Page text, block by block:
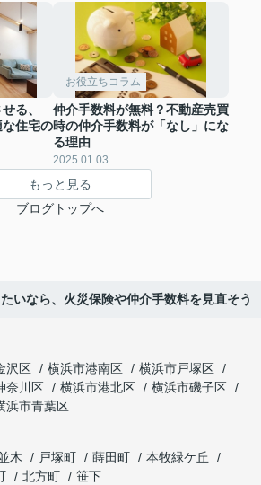
る、
住宅の
お役立ちコラム
仲介手数料が無料？不動産売買
時の仲介手数料が「なし」にな
る理由
2025.01.03
もっと見る
ブログトップへ
いなら、火災保険や仲介手数料を見直そう
沢区 横浜市港南区
横浜市戸塚区
奈川区 横浜市港北区
横浜市磯子区
浜市青葉区
木 戸塚町 蒔田町
本牧緑ケ丘
北方町
笹下